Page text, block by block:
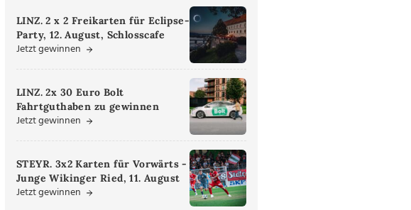
LINZ. 2 x 2 Freikarten für Eclipse-
Party, 12. August, Schlosscafe
Jetzt gewinnen
LINZ. 2x 30 Euro Bolt
Fahrtguthaben zu gewinnen
Jetzt gewinnen
STEYR. 3x2 Karten für Vorwärts -
Junge Wikinger Ried, 11. August
Jetzt gewinnen